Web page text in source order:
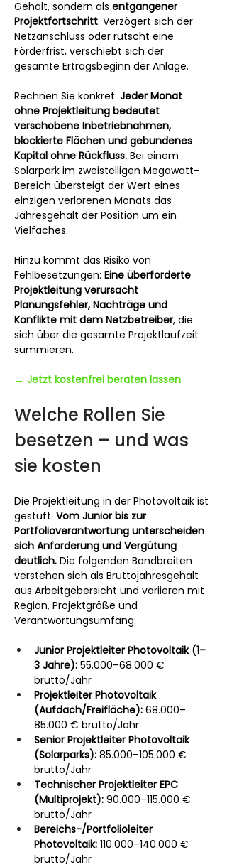
Gehalt, sondern als entgangener
Projektfortschritt. Verzögert sich der
Netzanschluss oder rutscht eine
Förderfrist, verschiebt sich der
gesamte Ertragsbeginn der Anlage.
Rechnen Sie konkret: Jeder Monat
ohne Projektleitung bedeutet
verschobene Inbetriebnahmen,
blockierte Flächen und gebundenes
Kapital ohne Rückfluss. Bei einem
Solarpark im zweistelligen Megawatt-
Bereich übersteigt der Wert eines
einzigen verlorenen Monats das
Jahresgehalt der Position um ein
Vielfaches.
Hinzu kommt das Risiko von
Fehlbesetzungen: Eine überforderte
Projektleitung verursacht
Planungsfehler, Nachträge und
Konflikte mit dem Netzbetreiber, die
sich über die gesamte Projektlaufzeit
summieren.
→ Jetzt kostenfrei beraten lassen
Welche Rollen Sie
besetzen – und was
sie kosten
Die Projektleitung in der Photovoltaik ist
gestuft. Vom Junior bis zur
Portfolioverantwortung unterscheiden
sich Anforderung und Vergütung
deutlich. Die folgenden Bandbreiten
verstehen sich als Bruttojahresgehalt
aus Arbeitgebersicht und variieren mit
Region, Projektgröße und
Verantwortungsumfang:
Junior Projektleiter Photovoltaik (1–
3 Jahre): 55.000–68.000 €
brutto/Jahr
Projektleiter Photovoltaik
(Aufdach/Freifläche): 68.000–
85.000 € brutto/Jahr
Senior Projektleiter Photovoltaik
(Solarparks): 85.000–105.000 €
brutto/Jahr
Technischer Projektleiter EPC
(Multiprojekt): 90.000–115.000 €
brutto/Jahr
Bereichs-/Portfolioleiter
Photovoltaik: 110.000–140.000 €
brutto/Jahr